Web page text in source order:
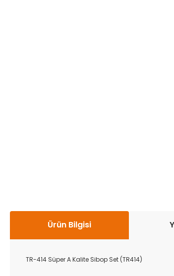
Ürün Bilgisi
TR-414 Süper A Kalite Sibop Set (TR414)